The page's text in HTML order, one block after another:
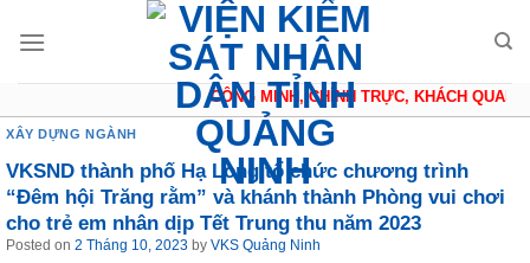
CÔNG MINH, CHÍNH TRỰC, KHÁCH QUAN,
XÂY DỰNG NGÀNH
VKSND thành phố Hạ Long tổ chức chương trình
“Đêm hội Trăng rằm” và khánh thành Phòng vui chơi
cho trẻ em nhân dịp Tết Trung thu năm 2023
Posted on 2 Tháng 10, 2023 by VKS Quảng Ninh